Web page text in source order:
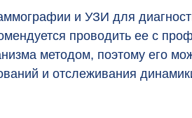
и УЗИ для
проводить ее с
методом, поэтому его
и отслеживания